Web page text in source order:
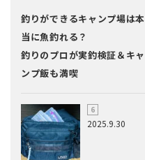
釣りができるキャンプ場は本
当に魚釣れる？
釣りのプロが実釣検証＆キャ
ンプ飯も満喫
2025.9.30